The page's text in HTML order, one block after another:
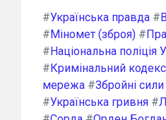
#Українська правда #
#Міномет (зброя) #
#Національна поліція
#Кримінальний
мережа #Збройні
#Українська гривня #